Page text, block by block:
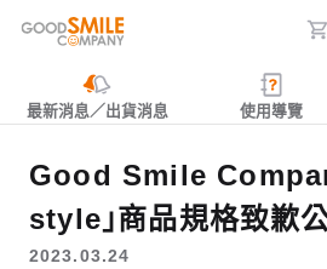
最新消息／出貨消息 使用導覽
Good Smile
style」商品規格致歉
2023.03.24